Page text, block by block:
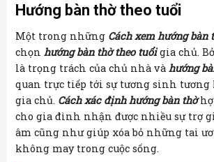
Hướng bàn thờ theo tuổi
Một trong những Cách xem hướng bàn
chọn hướng bàn thờ theo tuổigia chủ.
là trọng trách của chủ nhà và hướng
quan trực tiếp tới sự tương sinh tương
gia chủ. Cách xác định hướng bàn thờ
cho gia đình nhận được nhiều sự trợ
âm cũng như giúp xóa bỏ những tai
không may trong cuộc sống.